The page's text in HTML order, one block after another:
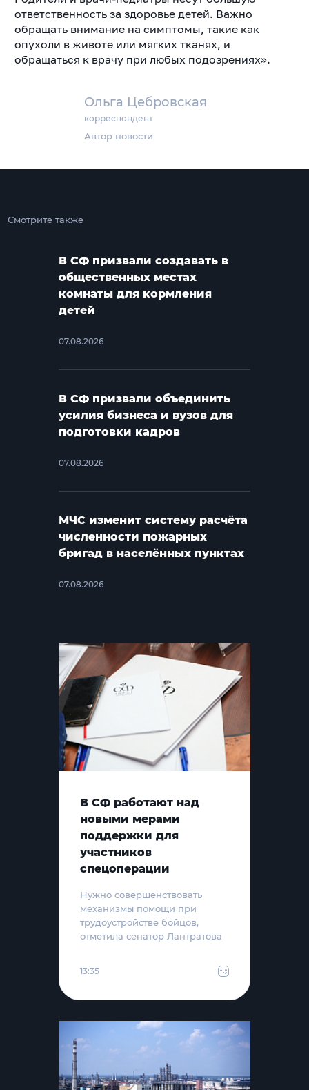
Ольга Цебровская
корреспондент
Автор новости
ответственность за здоровье детей. Важно
обращать внимание на симптомы, такие как
опухоли в животе или мягких тканях, и
обращаться к врачу при любых подозрениях».
Смотрите также
В СФ призвали создавать в
общественных местах
комнаты для кормления
детей
07.08.2026
В СФ призвали объединить
усилия бизнеса и вузов для
подготовки кадров
07.08.2026
МЧС изменит систему расчёта
численности пожарных
бригад в населённых пунктах
07.08.2026
В СФ работают над
новыми мерами
поддержки для
участников
спецоперации
Нужно совершенствовать
механизмы помощи при
трудоустройстве бойцов,
отметила сенатор Лантратова
13:35